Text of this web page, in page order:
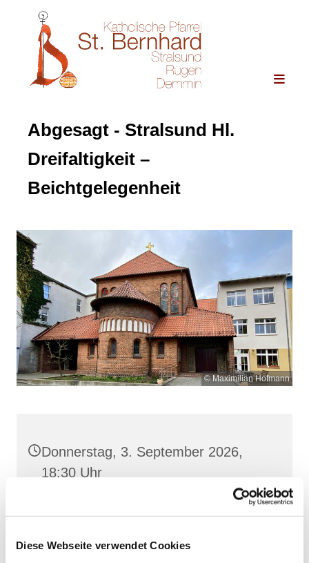
Diese Webseite verwendet Cookies
Abgesagt - Stralsund Hl.
Dreifaltigkeit –
Beichtgelegenheit
© Maximilian Hofmann
Donnerstag, 3. September 2026,
18:30 Uhr